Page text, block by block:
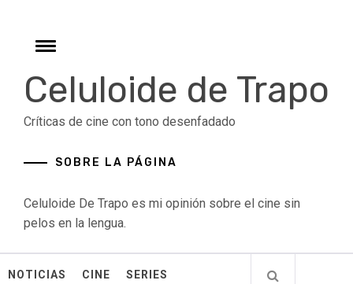
contentToggle
Celuloide de Trapo
Críticas de cine con tono desenfadado
SOBRE LA PÁGINA
Celuloide De Trapo es mi opinión sobre el cine sin
pelos en la lengua.
NOTICIAS CINE SERIES